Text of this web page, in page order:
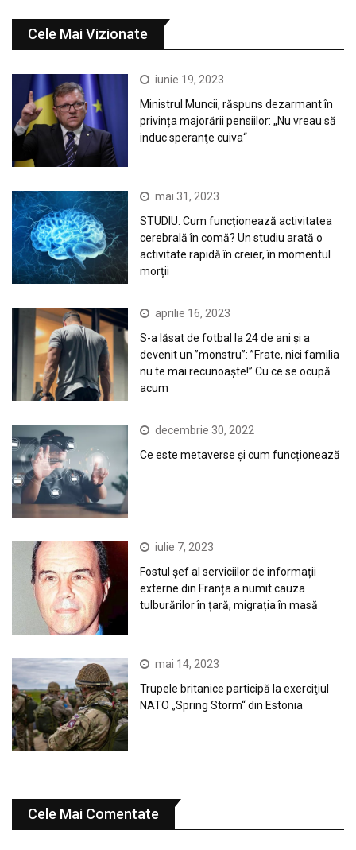
Cele Mai Vizionate
iunie 19, 2023
Ministrul Muncii, răspuns dezarmant în
privința majorării pensiilor: „Nu vreau să
induc speranţe cuiva“
mai 31, 2023
STUDIU. Cum funcționează activitatea
cerebrală în comă? Un studiu arată o
activitate rapidă în creier, în momentul
morții
aprilie 16, 2023
S-a lăsat de fotbal la 24 de ani și a
devenit un ”monstru”: ”Frate, nici familia
nu te mai recunoaște!” Cu ce se ocupă
acum
decembrie 30, 2022
Ce este metaverse și cum funcționează
iulie 7, 2023
Fostul șef al serviciilor de informații
externe din Franța a numit cauza
tulburărilor în țară, migrația în masă
mai 14, 2023
Trupele britanice participă la exerciţiul
NATO „Spring Storm“ din Estonia
Cele Mai Comentate